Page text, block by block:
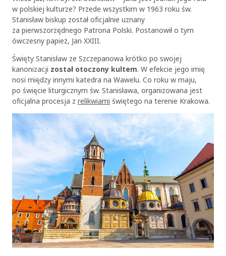
w polskiej kulturze? Przede wszystkim w 1963 roku św.
Stanisław biskup został oficjalnie uznany
za pierwszorzędnego Patrona Polski. Postanowił o tym
ówczesny papież, Jan XXIII.
Święty Stanisław ze Szczepanowa krótko po swojej
kanonizacji został otoczony kultem. W efekcie jego imię
nosi między innymi katedra na Wawelu. Co roku w maju,
po święcie liturgicznym św. Stanisława, organizowana jest
oficjalna procesja z relikwiami świętego na terenie Krakowa.